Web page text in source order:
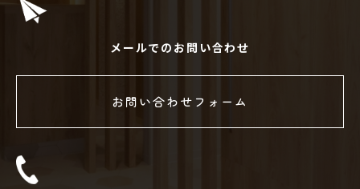
メールでのお問い合わせ
お問い合わせフォーム